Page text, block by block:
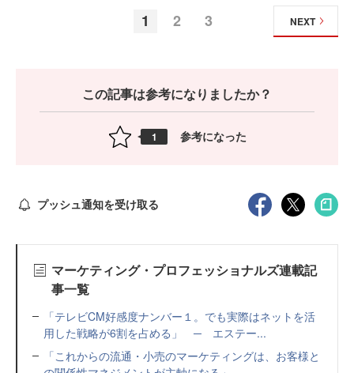
1 2 3 NEXT
この記事は参考になりましたか？
1 参考になった
プッシュ通知を受け取る
マーケティング・プロフェッショナルズ連載記
事一覧
「テレビCM好感度ナンバー１。でも実際はネットを活
用した戦略が6割を占める」 ─ エステー...
「これからの流通・小売のマーケティングは、お客様と